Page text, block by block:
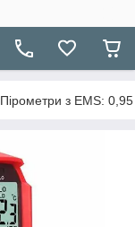
Пірометри з EMS: 0,95